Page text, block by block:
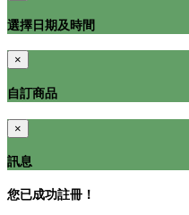
選擇日期及時間
×
自訂商品
×
訊息
您已成功註冊！